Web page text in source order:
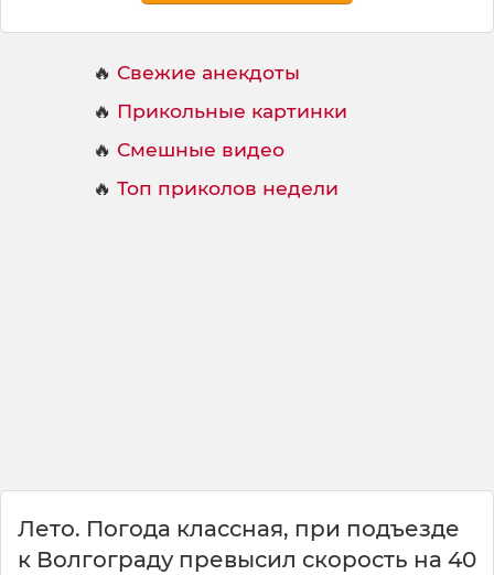
🔥 Свежие анекдоты
🔥 Прикольные картинки
🔥 Смешные видео
🔥 Топ приколов недели
Лето. Погода классная, при подъезде
к Волгограду превысил скорость на 40